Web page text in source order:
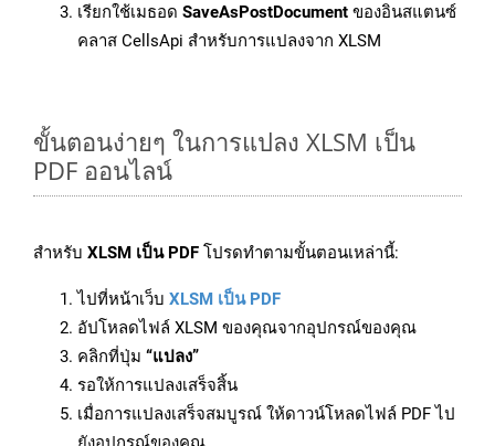
เรียกใช้เมธอด SaveAsPostDocument ของอินสแตนซ์
คลาส CellsApi สำหรับการแปลงจาก XLSM
ขั้นตอนง่ายๆ ในการแปลง XLSM เป็น
PDF ออนไลน์
สำหรับ XLSM เป็น PDF โปรดทำตามขั้นตอนเหล่านี้:
ไปที่หน้าเว็บ XLSM เป็น PDF
อัปโหลดไฟล์ XLSM ของคุณจากอุปกรณ์ของคุณ
คลิกที่ปุ่ม “แปลง”
รอให้การแปลงเสร็จสิ้น
เมื่อการแปลงเสร็จสมบูรณ์ ให้ดาวน์โหลดไฟล์ PDF ไป